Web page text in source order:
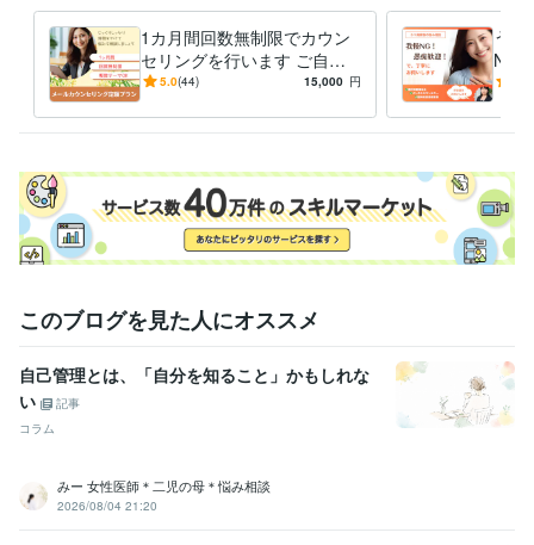
得意分野
悩み相談・カウンセリング メールカウンセリング
精神障害者家族の
ご相談
カウンセリング
悩み相談・カウンセリング
家族支援
1カ月間回数無制限でカウン
セリングを行います ご自身
のお悩み・家族のうつ病・自
5.0(44) 15,000 円
うつ
NG
保健
このブログを見た人にオススメ
自己管理とは、「自分を知ること」かもしれな
い
記事
コラム
みー 女性医師＊二児の母＊悩み相談
2026/08/04 21:20